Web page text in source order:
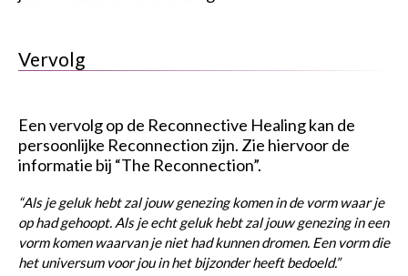
Vervolg
Een vervolg op de Reconnective Healing kan de
persoonlijke Reconnection zijn. Zie hiervoor de
informatie bij “The Reconnection”.
“Als je geluk hebt zal jouw genezing komen in de vorm waar je
op had gehoopt. Als je echt geluk hebt zal jouw genezing in een
vorm komen waarvan je niet had kunnen dromen. Een vorm die
het universum voor jou in het bijzonder heeft bedoeld.”